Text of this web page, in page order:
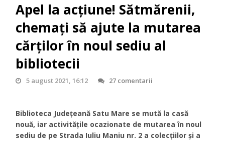
Apel la acțiune! Sătmărenii,
chemați să ajute la mutarea
cărților în noul sediu al
bibliotecii
5 august 2021, 16:12 27 comentarii
Biblioteca Județeană Satu Mare se mută la casă
nouă, iar activitățile ocazionate de mutarea în noul
sediu de pe Strada Iuliu Maniu nr. 2 a colecțiilor și a